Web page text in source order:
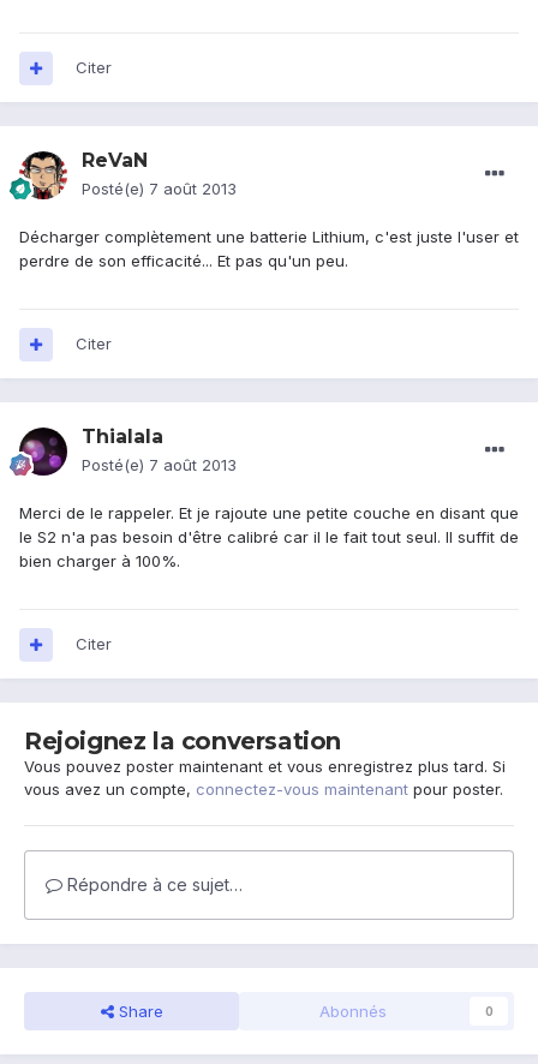
Citer
ReVaN
Posté(e) 7 août 2013
Décharger complètement une batterie Lithium, c'est juste l'user et
perdre de son efficacité... Et pas qu'un peu.
Citer
Thialala
Posté(e) 7 août 2013
Merci de le rappeler. Et je rajoute une petite couche en disant que
le S2 n'a pas besoin d'être calibré car il le fait tout seul. Il suffit de
bien charger à 100%.
Citer
Rejoignez la conversation
Vous pouvez poster maintenant et vous enregistrez plus tard. Si
vous avez un compte, connectez-vous maintenant pour poster.
Répondre à ce sujet…
Share Abonnés 0